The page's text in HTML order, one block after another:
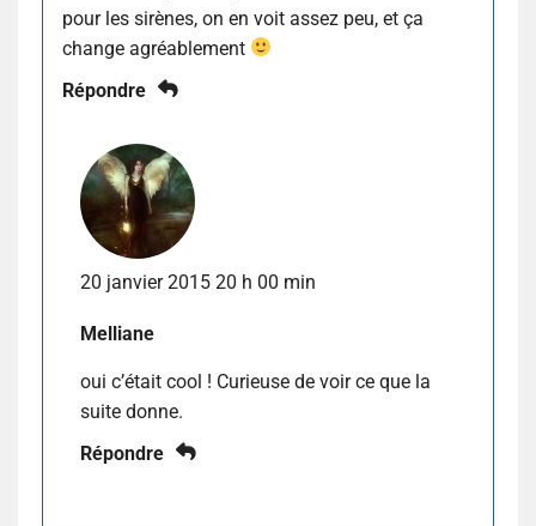
pour les sirènes, on en voit assez peu, et ça
change agréablement
Répondre
20 janvier 2015 20 h 00 min
Melliane
oui c’était cool ! Curieuse de voir ce que la
suite donne.
Répondre